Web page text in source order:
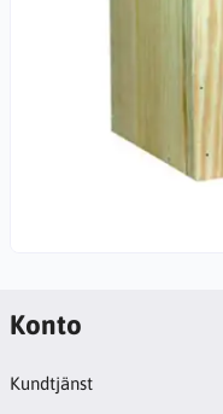
Konto
Kundtjänst